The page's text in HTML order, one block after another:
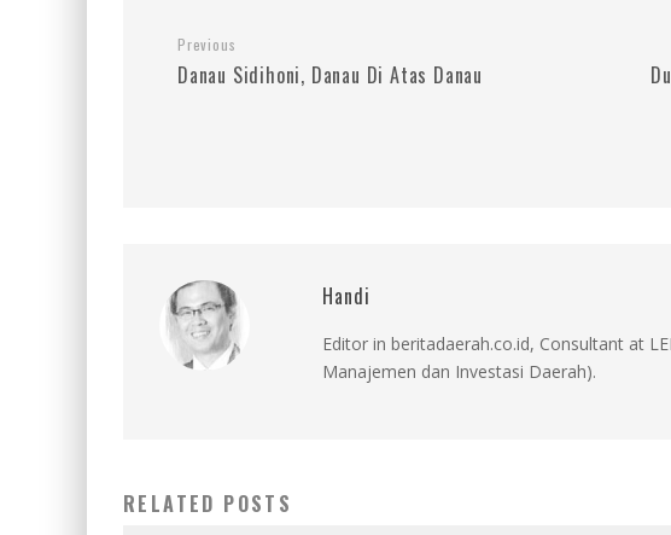
Previous
Danau Sidihoni, Danau Di Atas Danau
Handi
Editor in beritadaerah.co.id, Consultant at
Manajemen dan Investasi Daerah).
RELATED POSTS